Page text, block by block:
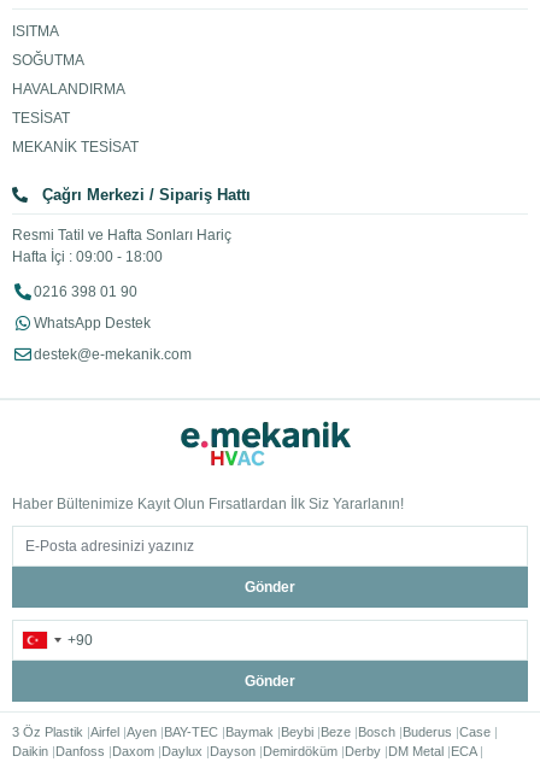
ISITMA
SOĞUTMA
HAVALANDIRMA
TESİSAT
MEKANİK TESİSAT
Çağrı Merkezi / Sipariş Hattı
Resmi Tatil ve Hafta Sonları Hariç
Hafta İçi : 09:00 - 18:00
0216 398 01 90
WhatsApp Destek
destek@e-mekanik.com
Haber Bültenimize Kayıt Olun Fırsatlardan İlk Siz Yararlanın!
Gönder
Gönder
3 Öz Plastik Airfel Ayen BAY-TEC Baymak Beybi Beze Bosch Buderus Case
Daikin Danfoss Daxom Daylux Dayson Demirdöküm Derby DM Metal ECA